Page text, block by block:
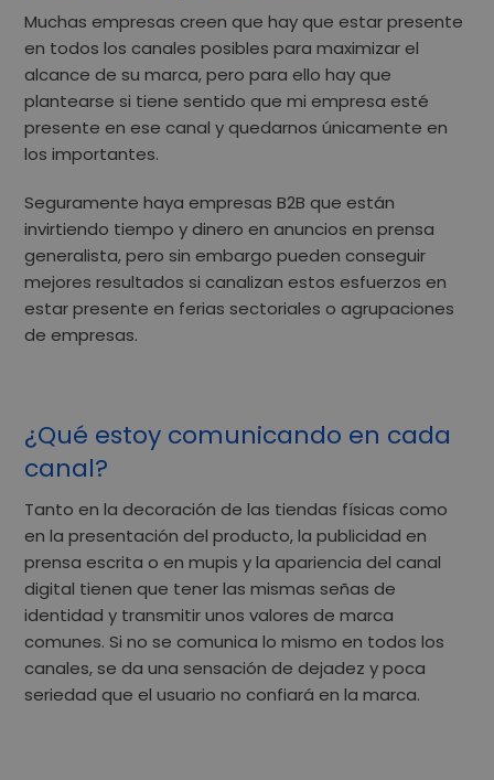
Muchas empresas creen que hay que estar presente
en todos los canales posibles para maximizar el
alcance de su marca, pero para ello hay que
plantearse si tiene sentido que mi empresa esté
presente en ese canal y quedarnos únicamente en
los importantes.
Seguramente haya empresas B2B que están
invirtiendo tiempo y dinero enanuncios en prensa
generalista, pero sin embargo pueden conseguir
mejores resultados si canalizan estos esfuerzos en
estar presente en ferias sectoriales o agrupaciones
de empresas.
¿Qué estoy comunicando en cada
canal?
Tanto en la decoración de las tiendas físicas como
en la presentación del producto, la publicidad en
prensa escrita o en mupis y la apariencia del canal
digital tienen que tener las mismas señas de
identidad y transmitir unos valores de marca
comunes. Si no se comunica lo mismo en todos los
canales, se da una sensación de dejadez y poca
seriedad que el usuario no confiará en la marca.